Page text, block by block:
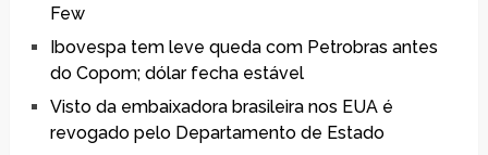
Few
Ibovespa tem leve queda com Petrobras antes
do Copom; dólar fecha estável
Visto da embaixadora brasileira nos EUA é
revogado pelo Departamento de Estado